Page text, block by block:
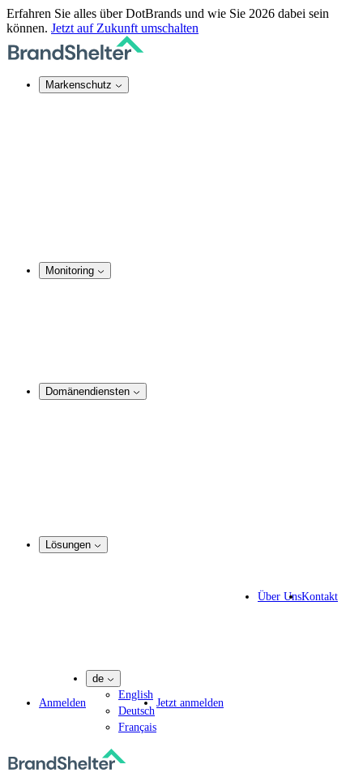
Erfahren Sie alles über DotBrands und wie Sie 2026 dabei sein
können. Jetzt auf Zukunft umschalten
Markenschutz
Monitoring
Domänendiensten
Lösungen
Über UnsKontakt
Anmelden
de
English
Deutsch
Français
Jetzt anmelden